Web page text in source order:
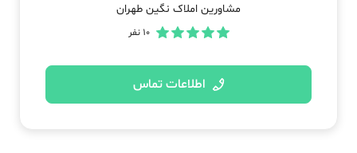
مشاورین املاک نگین طهران
10 نفر
اطلاعات تماس